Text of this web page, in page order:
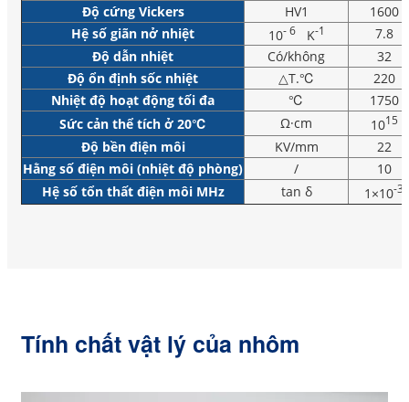
Độ cứng Vickers
HV1
1600
Hệ số giãn nở nhiệt
10- 6 K-1
7.8
Độ dẫn nhiệt
Có/không
32
Độ ổn định sốc nhiệt
△T.℃
220
Nhiệt độ hoạt động tối đa
℃
1750
Sức cản thể tích ở 20℃
Ω·cm 1015
Độ bền điện môi KV/mm
22
Hằng số điện môi (nhiệt độ phòng)
/
10
Hệ số tổn thất điện môi MHz
tan δ 1×10-3
Tính chất vật lý của nhôm